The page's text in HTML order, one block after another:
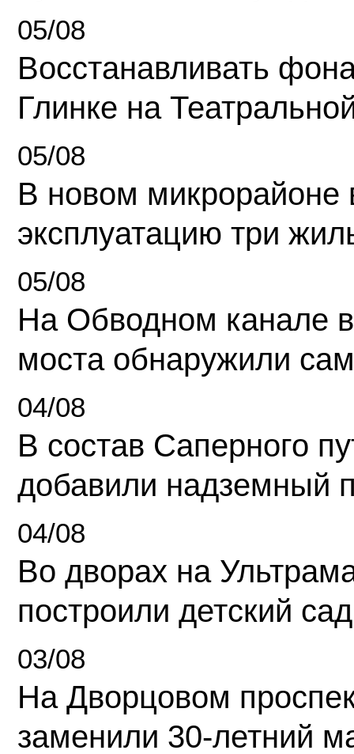
05/08
Восстанавливать
Глинке на
05/08
В новом микрорайоне
эксплуатацию три
05/08
На Обводном канале
моста обнаружили
04/08
В состав Саперного
добавили надземный
04/08
Во дворах на
построили детский сад
03/08
На Дворцовом
заменили 30-летний